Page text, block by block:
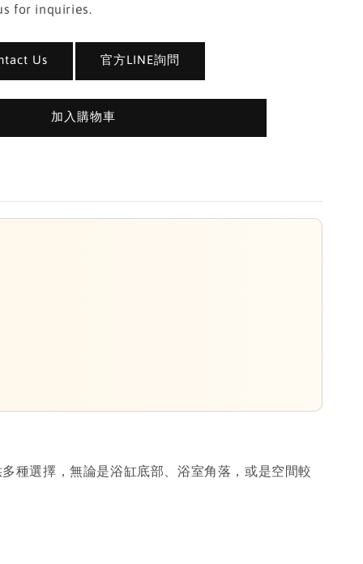
for inquiries.
Us 官方LINE詢問
加入購物車
種選擇，無論是浴缸底部、浴室角落，或是空間較